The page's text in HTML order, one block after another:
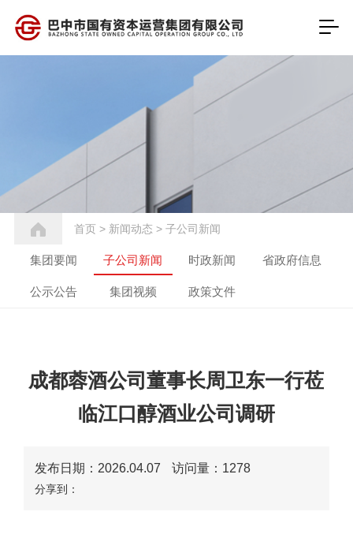
首页> 新闻动态 > 子公司新闻
集团要闻 子公司新闻 时政新闻 省政府信息
公示公告 集团视频 政策文件
成都蓉酒公司董事长周卫东一行莅
临江口醇酒业公司调研
发布日期：2026.04.07 访问量： 1278
分享到：